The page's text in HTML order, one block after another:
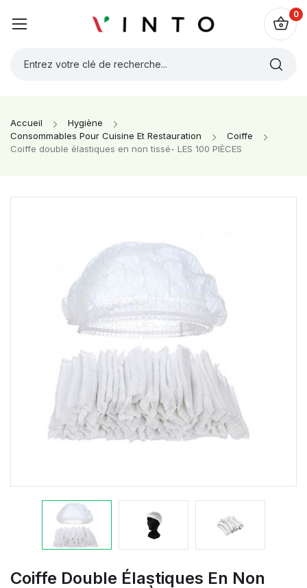
0
Accueil
Hygiène
Consommables Pour Cuisine Et Restauration
Coiffe
Coiffe double élastiques en non tissé- LES 100 PIÈCES
Coiffe Double Élastiques En Non